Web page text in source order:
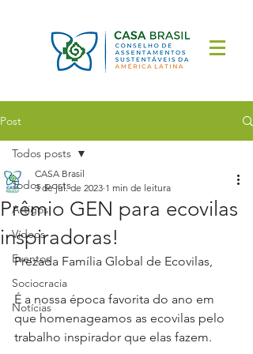
Post
Todos posts
Artigos
Vídeos
Eventos
Sociocracia
Notícias
Todos posts
Prêmio GEN para ecovilas
inspiradoras!
CASA Brasil
3 de jul. de 2023 1 min de leitura
Prezada Família Global de Ecovilas,
É a nossa época favorita do ano em
que homenageamos as ecovilas pelo
trabalho inspirador que elas fazem.